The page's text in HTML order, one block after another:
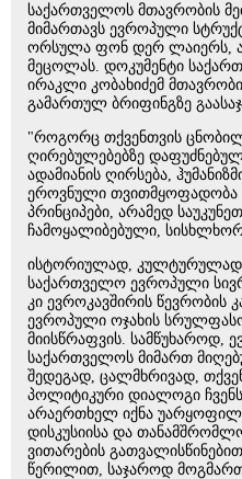
საქართველოს მთავრობის
მიმართავს ევროპული
ორსულა ფონ დერ ლაიერს,
მეცოლას. დოკუმენტი
ირაკლი კობახიძემ
გამართულ ბრიფინგზე
"როგორც თქვენთვის
ღირებულებებზე
ადამიანის ღირსება,
ეროვნული
პრინციპები, არამედ
ჩამოყალიბებული,
ისტორიულად, კულტურულად
საქართველო ევროპული
კი ევროკავშირის წევრობის
ევროპული ოჯახის
მიისწრაფვის. სამწუხაროდ,
საქართველოს მიმართ
შედეგად, ცალმხრივად,
პოლიტიკური დიალოგი ჩვენს
არაერთხელ იქნა
დისკუსიისა და
ვითარების
წერილით, საჯაროდ